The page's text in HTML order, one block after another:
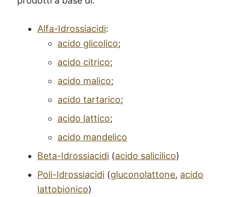
Alfa-Idrossiacidi:
acido glicolico;
acido citrico;
acido malico;
acido tartarico;
acido lattico;
acido mandelico
Beta-Idrossiacidi (acido salicilico)
Poli-Idrossiacidi (gluconolattone, acido
lattobionico)